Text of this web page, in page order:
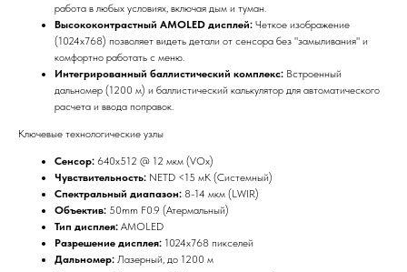
работа в любых условиях, включая дым и туман.
Высококонтрастный AMOLED дисплей: Четкое изображение
(1024x768) позволяет видеть детали от сенсора без "замыливания" и
комфортно работать с меню.
Интегрированный баллистический комплекс: Встроенный
дальномер (1200 м) и баллистический калькулятор для автоматического
расчета и ввода поправок.
Ключевые технологические узлы
Сенсор: 640x512 @ 12 мкм (VOx)
Чувствительность: NETD <15 мК (Системный)
Спектральный диапазон: 8-14 мкм (LWIR)
Объектив: 50mm F0.9 (Атермальный)
Тип дисплея: AMOLED
Разрешение дисплея: 1024x768 пикселей
Дальномер: Лазерный, до 1200 м